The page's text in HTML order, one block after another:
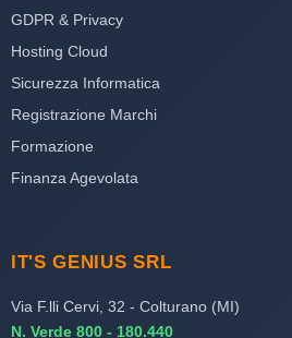
GDPR & Privacy
Hosting Cloud
Sicurezza Informatica
Registrazione Marchi
Formazione
Finanza Agevolata
IT'S GENIUS SRL
Via F.lli Cervi, 32 - Colturano (MI)
N. Verde 800 - 180.440